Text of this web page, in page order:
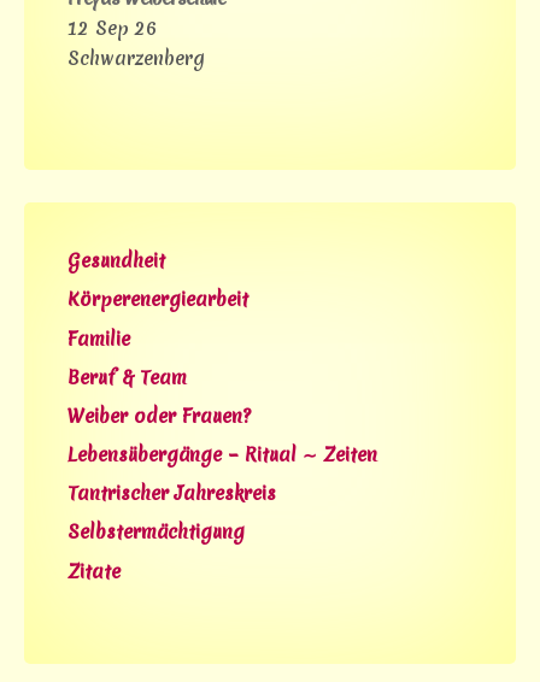
12 Sep 26
Schwarzenberg
Gesundheit
Körperenergiearbeit
Familie
Beruf & Team
Weiber oder Frauen?
Lebensübergänge – Ritual ∼ Zeiten
Tantrischer Jahreskreis
Selbstermächtigung
Zitate